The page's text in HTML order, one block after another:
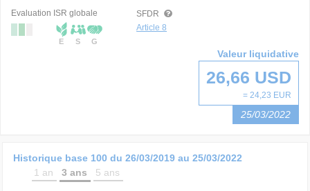
Evaluation ISR globale
E S G
SFDR
Article 8
Valeur liquidative
26,66 USD
= 24,23 EUR
25/03/2022
Historique base 100 du 26/03/2019 au 25/03/2022
1 an
3 ans 5 ans